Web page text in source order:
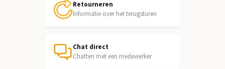
Retourneren
Informatie over het terugsturen
Chat direct
Chatten met een medewerker